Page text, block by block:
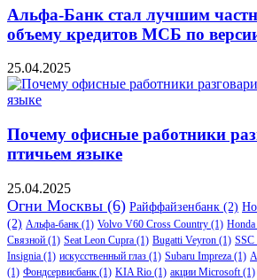
Альфа-Банк стал лучшим
объему кредитов МСБ по
25.04.2025
Почему офисные работники
птичьем языке
25.04.2025
Огни Москвы (6) Райффайзенбанк (2)
(2) Альфа-банк (1) Volvo V60 Cross Country (1)
Связной (1) Seat Leon Cupra (1) Bugatti Veyron (1) SSC
Insignia (1) искусственный глаз (1) Subaru Impreza (1)
(1) Фондсервисбанк (1) KIA Rio (1) акции Microsoft(1)